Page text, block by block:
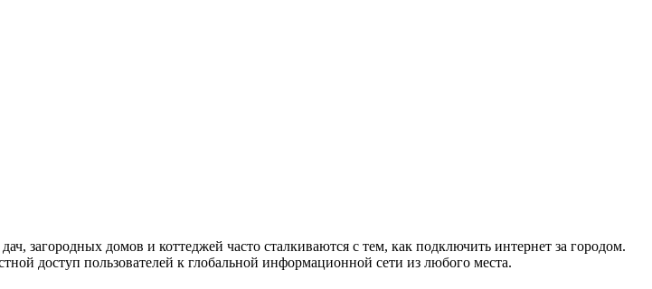
загородных домов и коттеджей часто сталкиваются с тем, как подключить интернет за городом.
доступ пользователей к глобальной информационной сети из любого места.